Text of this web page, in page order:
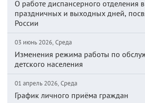
О работе диспансерного отделения
праздничных и выходных дней,
России
03 июнь 2026, Среда
Изменения режима работы по
детского населения
01 апрель 2026, Среда
График личного приёма граждан